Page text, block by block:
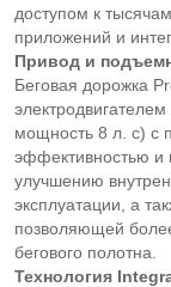
доступом к
приложений и
Привод и
Беговая дорожка
мощность 8 л. с) с
эффективностью и
улучшению
эксплуатации, а
позволяющей
бегового полотна.
Технология